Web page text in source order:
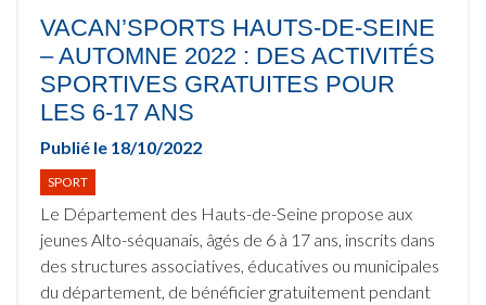
VACAN’SPORTS HAUTS-DE-SEINE
– AUTOMNE 2022 : DES ACTIVITÉS
SPORTIVES GRATUITES POUR
LES 6-17 ANS
Publié le 18/10/2022
SPORT
Le Département des Hauts-de-Seine propose aux
jeunes Alto-séquanais, âgés de 6 à 17 ans, inscrits dans
des structures associatives, éducatives ou municipales
du département, de bénéficier gratuitement pendant